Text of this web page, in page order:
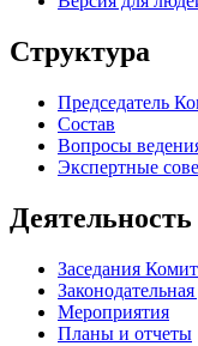
Структура
Председатель
Состав
Вопросы
Экспертные
Деятельность
Заседания
Мероприятия
Планы и отчеты